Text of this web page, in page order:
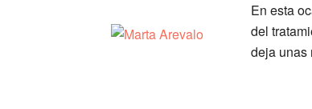
En esta
del
deja unas